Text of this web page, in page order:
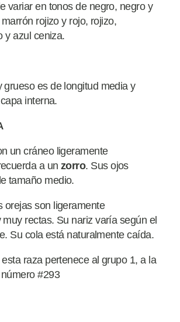
variar en tonos de negro, negro y
rojizo y rojo, rojizo,
y azul ceniza.
grueso es de longitud media y
interna.
un cráneo ligeramente
a un zorro. Sus ojos
tamaño medio.
orejas son ligeramente
rectas. Su nariz varía según el
Su cola está naturalmente caída.
raza pertenece al grupo 1, a la
#293